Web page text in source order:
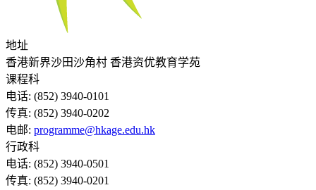
地址
香港新界沙田沙角村 香港资优教育学苑
课程科
电话: (852) 3940-0101
传真: (852) 3940-0202
电邮: programme@hkage.edu.hk
行政科
电话: (852) 3940-0501
传真: (852) 3940-0201